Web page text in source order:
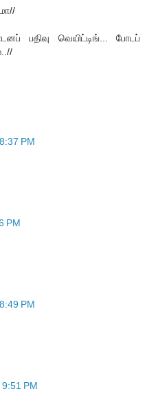
பதிவு வெயிட்டிங்... போடப்
PM
PM
PM
PM